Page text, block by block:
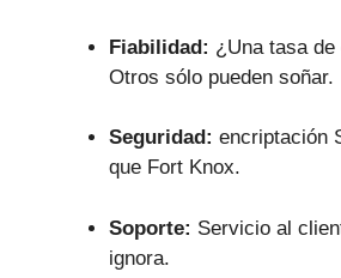
Fiabilidad: ¿Una tasa
Otros sólo pueden soñar.
Seguridad: encriptación
que Fort Knox.
Soporte: Servicio al
ignora.